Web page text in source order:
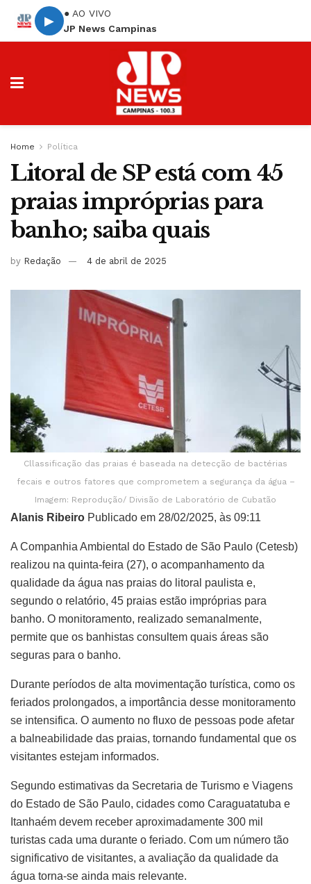
▶
● AO VIVO
JP News Campinas
Home Política
Litoral de SP está com 45
praias impróprias para
banho; saiba quais
by Redação 4 de abril de 2025
Cllassificação das praias é baseada na detecção de bactérias
fecais e outros fatores que comprometem a segurança da água –
Imagem: Reprodução/ Divisão de Laboratório de Cubatão
Alanis Ribeiro Publicado em 28/02/2025, às 09:11
A Companhia Ambiental do Estado de São Paulo (Cetesb)
realizou na quinta-feira (27), o acompanhamento da
qualidade da água nas praias do litoral paulista e,
segundo o relatório, 45 praias estão impróprias para
banho. O monitoramento, realizado semanalmente,
permite que os banhistas consultem quais áreas são
seguras para o banho.
Durante períodos de alta movimentação turística, como os
feriados prolongados, a importância desse monitoramento
se intensifica. O aumento no fluxo de pessoas pode afetar
a balneabilidade das praias, tornando fundamental que os
visitantes estejam informados.
Segundo estimativas da Secretaria de Turismo e Viagens
do Estado de São Paulo, cidades como Caraguatatuba e
Itanhaém devem receber aproximadamente 300 mil
turistas cada uma durante o feriado. Com um número tão
significativo de visitantes, a avaliação da qualidade da
água torna-se ainda mais relevante.